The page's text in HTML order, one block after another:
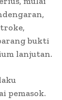
bukti
lanjutan.
pemasok.